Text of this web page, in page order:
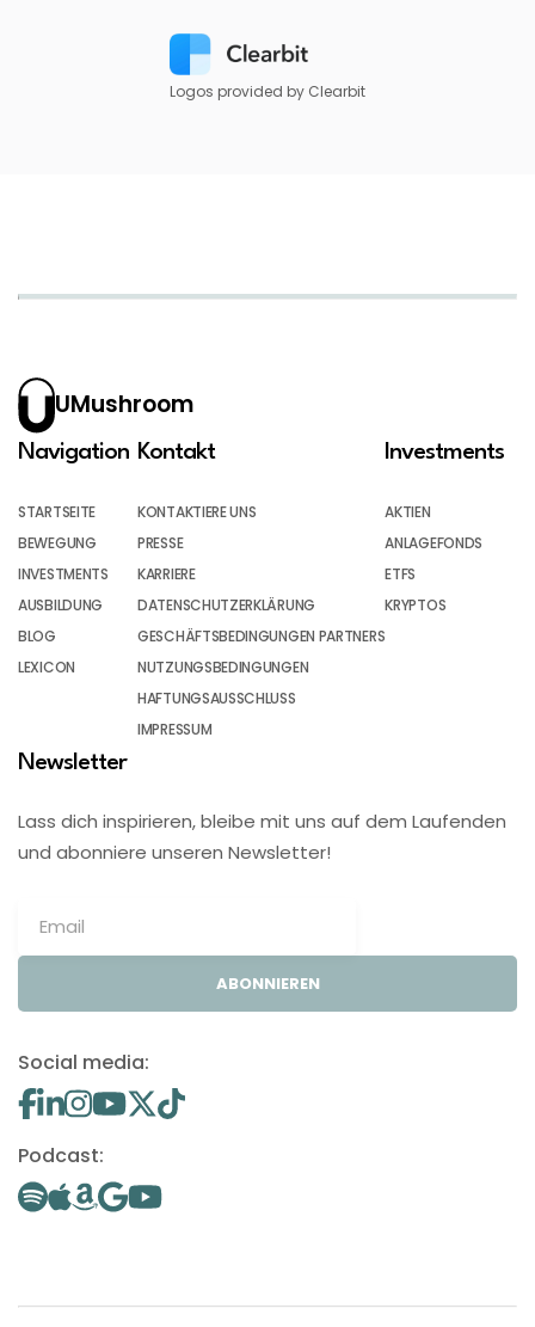
Logos provided by Clearbit
UMushroom
Navigation
STARTSEITE
BEWEGUNG
INVESTMENTS
AUSBILDUNG
BLOG
LEXICON
Kontakt
KONTAKTIERE UNS
PRESSE
KARRIERE
DATENSCHUTZERKLÄRUNG
GESCHÄFTSBEDINGUNGEN PARTNERS
NUTZUNGSBEDINGUNGEN
HAFTUNGSAUSSCHLUSS
IMPRESSUM
Investments
AKTIEN
ANLAGEFONDS
ETFS
KRYPTOS
Newsletter
Lass dich inspirieren, bleibe mit uns auf dem Laufenden
und abonniere unseren Newsletter!
ABONNIEREN
Social media:
Podcast: